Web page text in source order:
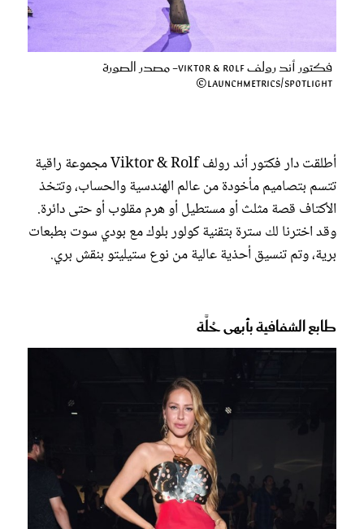
فكتور أند رولف Viktor & Rolf- مصدر الصورة
Launchmetrics/Spotlight©
أطلقت دار فكتور أند رولف Viktor & Rolf مجموعة راقية
تتسم بتصاميم مأخودة من عالم الهندسية والحساب، وتتخذ
الأكتاف قصة مثلث أو مستطيل أو هرم مقلوب أو حتى دائرة.
وقد اخترنا لك سترة بتقنية كولور بلوك مع بودي سوت بطبعات
برية، وتم تنسيق أحذية عالية من نوع ستيليتو بنقش بري.
طابع الشفافية بأبهى حُلَّة